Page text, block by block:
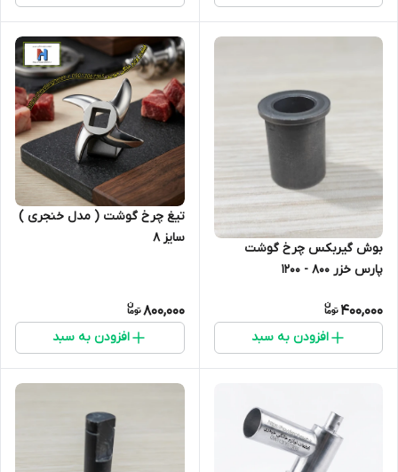
بوش گیربکس چرخ گوشت
پارس خزر 800 - 1200
400,000
افزودن به سبد
تیغ چرخ گوشت ( مدل خنجری )
سایز 8
800,000
افزودن به سبد